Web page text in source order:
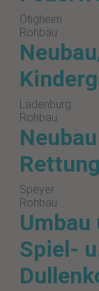
Ötigheim
Rohbau
Ladenburg
Rohbau
Speyer
Rohbau
Spiel-